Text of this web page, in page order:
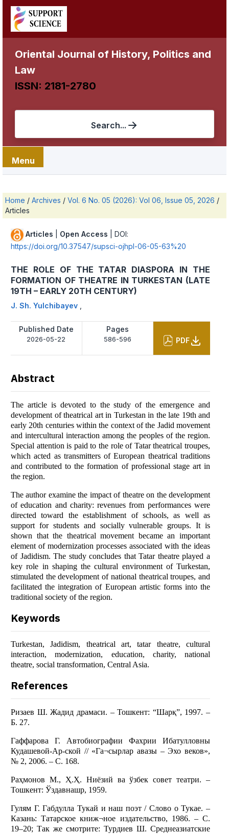
Oriental Journal of History, Politics and
Law
ISSN: 2181-2780
Search...
Menu
Home / Archives / Vol. 6 No. 05 (2026): Vol 06, Issue 05, 2026 /
Articles
Articles Open Access | DOI:
https://doi.org/10.37547/supsci-ojhpl-06-05-63%20
THE ROLE OF THE TATAR DIASPORA IN THE
FORMATION OF THEATRE IN TURKESTAN (LATE
19TH – EARLY 20TH CENTURY)
J. Sh. Yulchibayev
Published Date
2026-05-22
Pages
586-596 PDF
Abstract
The article is devoted to the study of the emergence and
development of theatrical art in Turkestan in the late 19th and
early 20th centuries within the context of the Jadid movement
and intercultural interaction among the peoples of the region.
Special attention is paid to the role of Tatar theatrical troupes,
which acted as transmitters of European theatrical traditions
and contributed to the formation of professional stage art in
the region.
The author examine the impact of theatre on the development
of education and charity: revenues from performances were
directed toward the establishment of schools, as well as
support for students and socially vulnerable groups. It is
shown that the theatrical movement became an important
element of modernization processes associated with the ideas
of Jadidism. The study concludes that Tatar theatre played a
key role in shaping the cultural environment of Turkestan,
stimulated the development of national theatrical troupes, and
facilitated the integration of European artistic forms into the
traditional society of the region.
Keywords
Turkestan, Jadidism, theatrical art, tatar theatre, cultural
interaction, modernization, education, charity, national
theatre, social transformation, Central Asia.
References
Ризаев Ш. Жадид драмаси. – Тошкент: “Шарқ”, 1997. –
Б. 27.
Гаффарова Г. Автобиографии Фахрии Ибатулловны
Кудашевой-Ар-ской // «Га¬сырлар авазы – Эхо веков»,
№ 2, 2006. – С. 168.
Раҳмонов М., Ҳ.Ҳ. Ниёзий ва ўзбек совет театри. –
Тошкент: Ўздавнашр, 1959.
Гулям Г. Габдулла Тукай и наш поэт / Слово о Тукае. –
Казань: Татарское книж¬ное издательство, 1986. – С.
19–20; Так же смотрите: Турдиев Ш. Среднеазиатские